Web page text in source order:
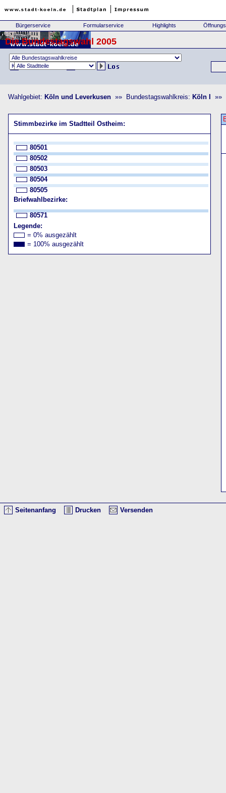
Bürgerservice Formularservice Highlights
Die Bundestagswahl 2005
Wahlgebiet: Köln und Leverkusen »» Bundestagswahlkreis: Köln I »»
Stimmbezirke im Stadtteil Ostheim:
80501
80502
80503
80504
80505
Briefwahlbezirke:
80571
Legende:
= 0% ausgezählt
= 100% ausgezählt
Seitenanfang Drucken Versenden